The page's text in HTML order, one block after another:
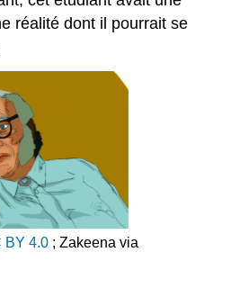
réalité dont il pourrait se
BY 4.0; Zakeena via